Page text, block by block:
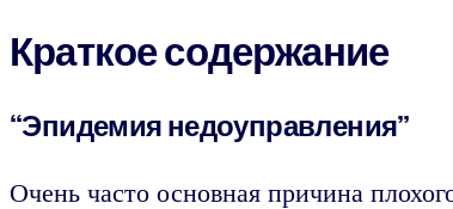
Краткое содержание
“Эпидемия недоуправления”
Очень часто основная причина